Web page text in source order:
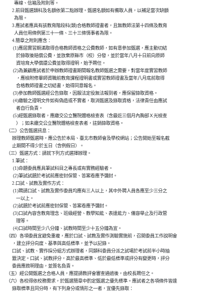
            專線、信箱及附則等。
          2.前目甄選類科及名額依第二點辦理。甄選名額如有備取人員，以補足當次缺額
            為限。
          3.應試者應具有該教育階段科(類)合格教師證書者，且無教師法第十四條及教育
            人員任用條例第三十一條、三十三條情事者為限。
          4.簡章之附則應含：
           (1)應屆實習期滿取得合格教師資格之公費教師，如有意參加甄選，應主動切結
              於錄取後賠償公費，並放棄原縣市（校）分發，並於當年八月十日前向原師
              資培育大學償還公費並取得證明，始予聘任。
           (2)為兼顧應試者於申辦教師證書期間報名教師甄選之需要，對當年度實習教師
              ，應檢附修畢師資職前教育課程證明書或實習教師證書及當年八月底前取得
              合格教師證書之切結書，始得同意報名。
           (3)參加教師甄選經公告錄取，因服法定役無法報到者，應保留錄取資格。
           (4)繳驗之證明文件如有偽造或不實者，取消甄選及錄取資格，法律責任由應試
              者自行負責。
           (5)經甄選錄取者，應繳交公立醫院體格檢查表（含最近三個月內胸部Ｘ光檢查
              ）；如未繳交公立醫院體格檢查表者，註銷錄取資格。
    （二）公告甄選訊息：
          辦理教師甄選時，應公告於本局、臺北市教師會及學校網站；公告開始至報名截
          止期間不得少於五日（含例假日）。
    （三）甄選方式：請就下列方式選擇辦理。
          1.筆試：
           (1)命題委員應具筆試科目之專長或有實務經驗者。
           (2)筆試試題於考試前應密封保管、答案卷應予彌封。
          2.口試、試教及實作方式：
           (1)聘請口試、試教及實作委員均應有三人以上，其中外聘人員各應至少三分之
              一以上。
           (2)試題於考試前應密封保管、答案卷應予彌封。
           (3)口試內容含教育理念、班級經營、教學知能、表達能力、儀容舉止及行政管
              理等。
           (4)口試時間至少八分鐘、試教時間至少十五分鐘為宜。
    （四）各項委員宜避免重複，應於口試、試教及實作測驗實施前，召開委員工作說明會
          ，建立評分向度、基準與高低標準，並予以記錄。
          口試、試教、實作採分組方式辦理者，同類科委員分派之試場於考試前半小時抽
          籤決定。口試、試教評分，高於最高標準、低於最低標準或評分有變更時，評分
          委員應敘明理由，並簽名負責。
    （五）經公開甄選之合格人員，應提請教評會審查通過後，由校長聘任之。
    （六）各校得依校務需求，於甄選簡章中酌定甄選之優先標準。應試者之各項條件皆達
          錄取標準且同分時，有下列身分或情形之一者，宜優先錄取：